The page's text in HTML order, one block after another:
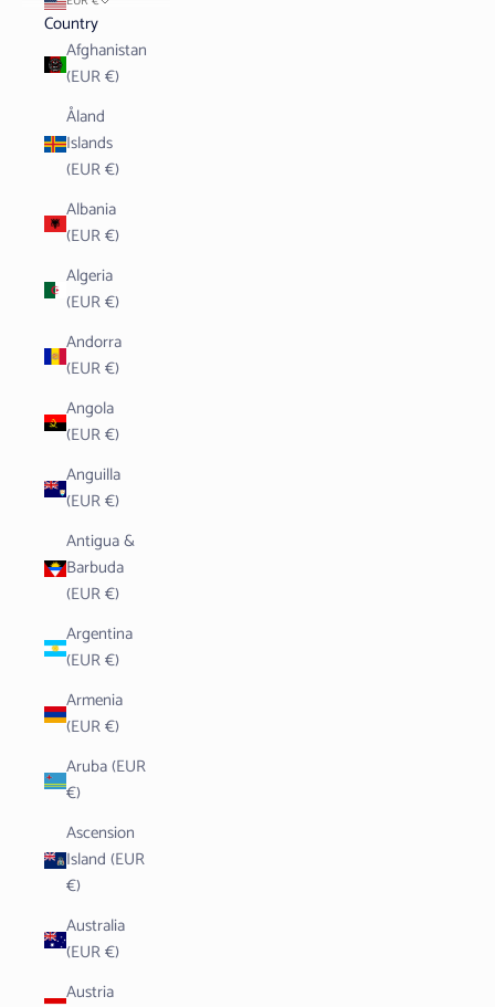
Country
Afghanistan
(EUR €)
Åland
Islands
(EUR €)
Albania
(EUR €)
Algeria
(EUR €)
Andorra
(EUR €)
Angola
(EUR €)
Anguilla
(EUR €)
Antigua &
Barbuda
(EUR €)
Argentina
(EUR €)
Armenia
(EUR €)
Aruba (EUR
€)
Ascension
Island (EUR
€)
Australia
(EUR €)
Austria